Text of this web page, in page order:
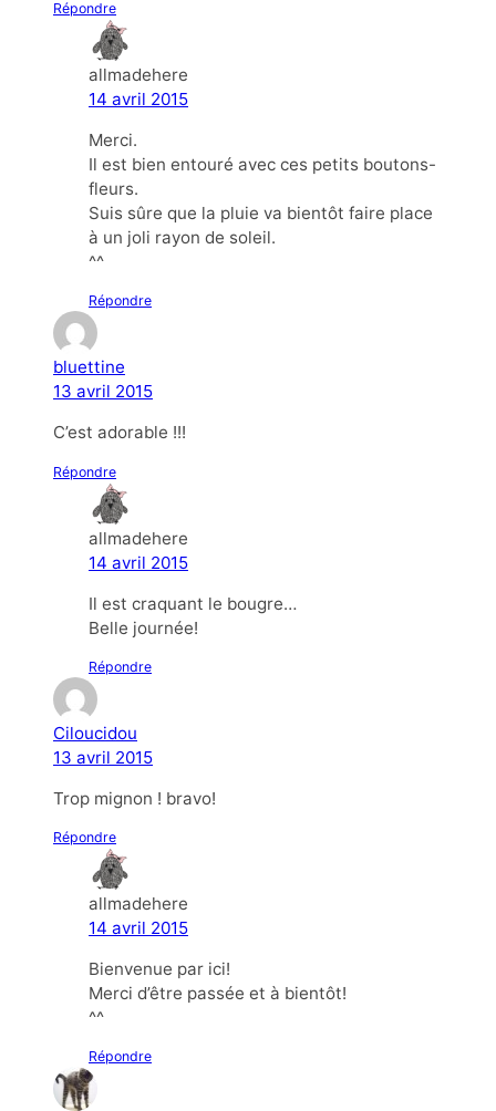
Répondre
allmadehere
14 avril 2015
Merci.
Il est bien entouré avec ces petits boutons-
fleurs.
Suis sûre que la pluie va bientôt faire place
à un joli rayon de soleil.
^^
Répondre
bluettine
13 avril 2015
C’est adorable !!!
Répondre
allmadehere
14 avril 2015
Il est craquant le bougre…
Belle journée!
Répondre
Ciloucidou
13 avril 2015
Trop mignon ! bravo!
Répondre
allmadehere
14 avril 2015
Bienvenue par ici!
Merci d’être passée et à bientôt!
^^
Répondre